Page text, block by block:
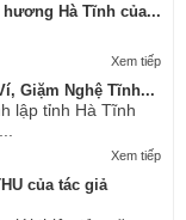
Hà Tĩnh của...
Xem tiếp
Giặm Nghệ Tĩnh...
lập tỉnh Hà Tĩnh
Xem tiếp
của tác giả